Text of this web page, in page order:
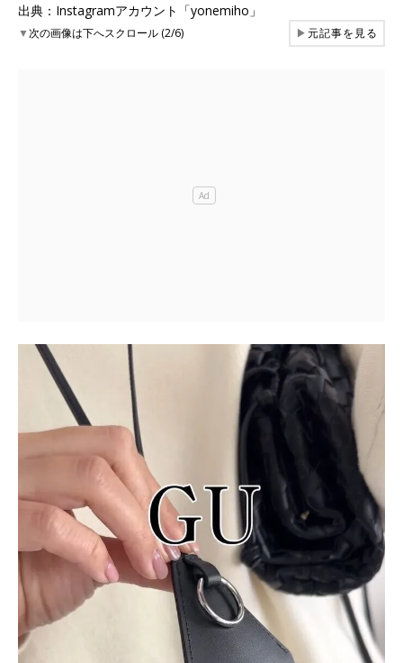
出典：Instagramアカウント「yonemiho」
▼次の画像は下へスクロール (2/6) ▶元記事を見る